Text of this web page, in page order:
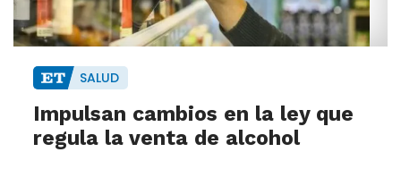
SALUD
Impulsan cambios en la ley que
regula la venta de alcohol